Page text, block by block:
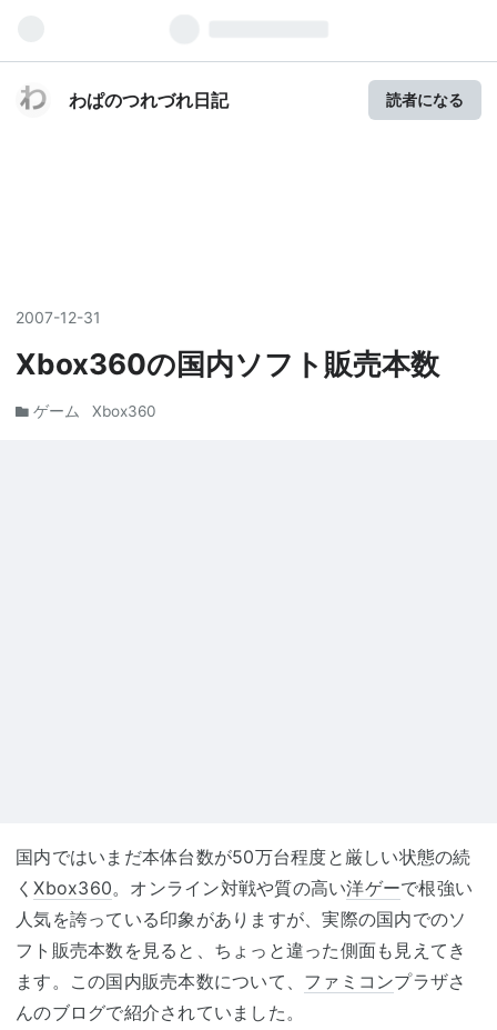
わぱのつれづれ日記 読者になる
2007-12-31
Xbox360の国内ソフト販売本数
ゲーム Xbox360
国内ではいまだ本体台数が50万台程度と厳しい状態の続
くXbox360。オンライン対戦や質の高い洋ゲーで根強い
人気を誇っている印象がありますが、実際の国内でのソ
フト販売本数を見ると、ちょっと違った側面も見えてき
ます。この国内販売本数について、 ファミコンプラザさ
んのブログで紹介されていました。